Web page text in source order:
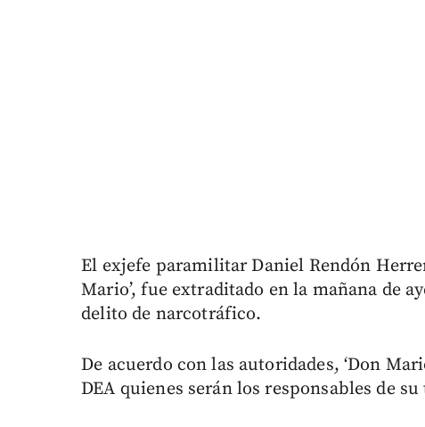
El exjefe paramilitar Daniel Rendón
Mario’, fue extraditado en la mañana de
delito de narcotráfico.
De acuerdo con las autoridades, ‘Don
DEA quienes serán los responsables de